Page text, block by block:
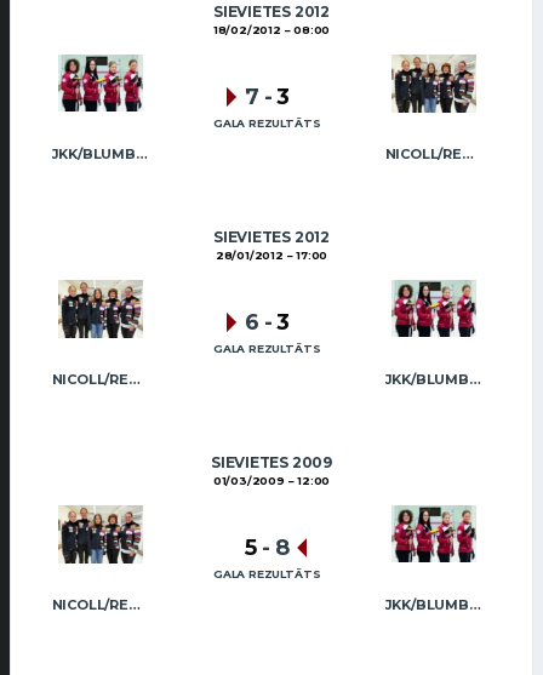
SIEVIETES 2012
18/02/2012 08:00
JKK/BLUMBERGA-BĒRZIŅA NICOLL/REGŽA
7 -3
GALA REZULTĀTS
SIEVIETES 2012
28/01/2012 17:00
NICOLL/REGŽA JKK/BLUMBERGA-BĒRZIŅA
6 -3
GALA REZULTĀTS
SIEVIETES 2009
01/03/2009 12:00
NICOLL/REGŽA JKK/BLUMBERGA-BĒRZIŅA
5 - 8
GALA REZULTĀTS